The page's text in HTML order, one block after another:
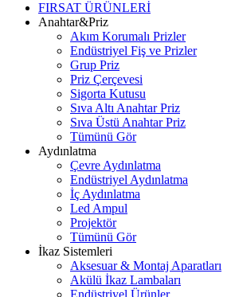
FIRSAT ÜRÜNLERİ
Anahtar&Priz
Akım Korumalı Prizler
Endüstriyel Fiş ve Prizler
Grup Priz
Priz Çerçevesi
Sigorta Kutusu
Sıva Altı Anahtar Priz
Sıva Üstü Anahtar Priz
Tümünü Gör
Aydınlatma
Çevre Aydınlatma
Endüstriyel Aydınlatma
İç Aydınlatma
Led Ampul
Projektör
Tümünü Gör
İkaz Sistemleri
Aksesuar & Montaj Aparatları
Akülü İkaz Lambaları
Endüstriyel Ürünler